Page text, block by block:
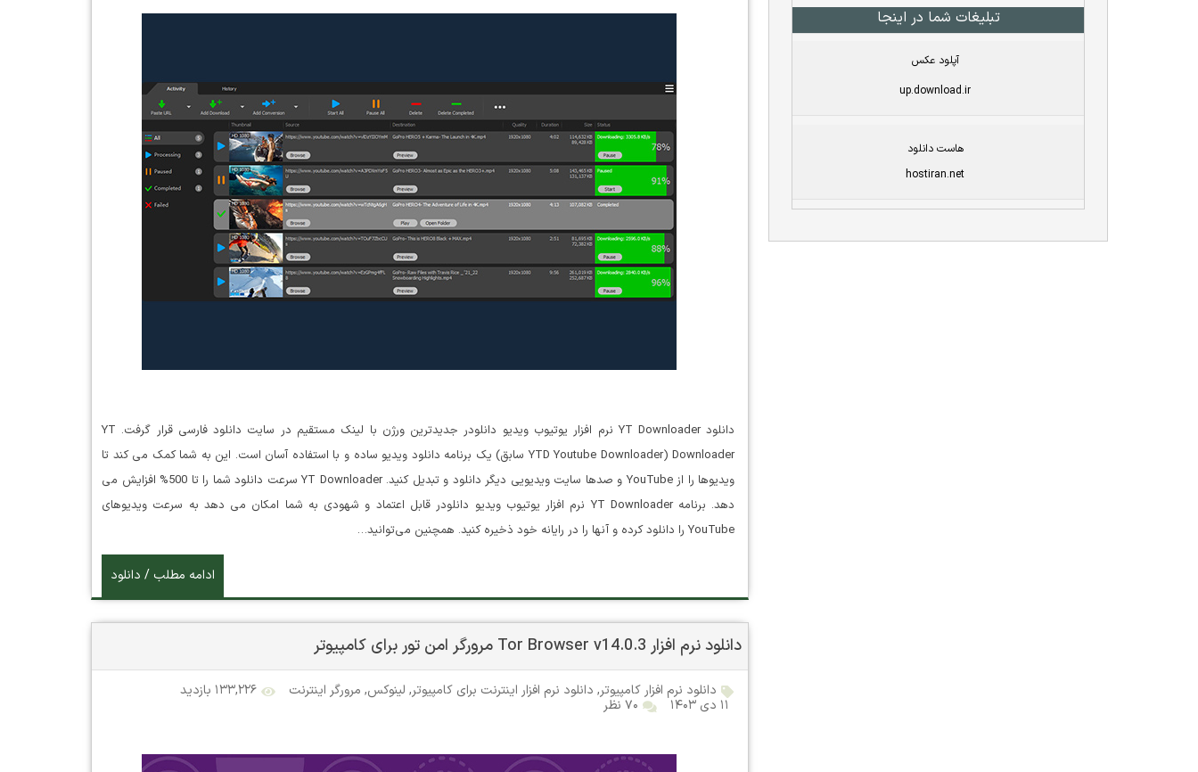
تبلیغات شما در اینجا
آپلود عکس
up.download.ir
هاست دانلود
hostiran.net
دانلود YT Downloader نرم افزار یوتیوب ویدیو دانلودر جدیدترین ورژن با لینک مستقیم در سایت دانلود فارسی قرار گرفت. YT
Downloader (YTD Youtube Downloader سابق) یک برنامه دانلود ویدیو ساده و با استفاده آسان است. این به شما کمک می کند تا
ویدیوها را از YouTube و صدها سایت ویدیویی دیگر دانلود و تبدیل کنید. YT Downloader سرعت دانلود شما را تا 500% افزایش می
دهد. برنامه YT Downloader نرم افزار یوتیوب ویدیو دانلودر قابل اعتماد و شهودی به شما امکان می دهد به سرعت ویدیوهای
YouTube را دانلود کرده و آنها را در رایانه خود ذخیره کنید. همچنین می‌توانید…
ادامه مطلب / دانلود
دانلود نرم افزار Tor Browser v14.0.3 مرورگر امن تور برای کامپیوتر
دانلود نرم افزار کامپیوتر, دانلود نرم افزار اینترنت برای کامپیوتر, لینوکس, مرورگر اینترنت
۱۳۳,۲۲۶ بازدید
۱۱ دی ۱۴۰۳
۷۰ نظر